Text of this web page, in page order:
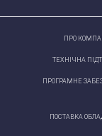
ПРО
ТЕХНІЧНА
ПРОГРАМНЕ
ПОСТАВКА